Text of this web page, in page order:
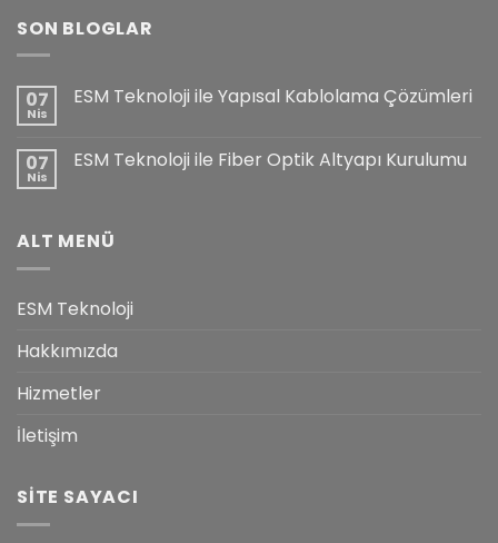
SON BLOGLAR
07
Nis
ESM Teknoloji ile Yapısal Kablolama Çözümleri
07
Nis
ESM Teknoloji ile Fiber Optik Altyapı Kurulumu
ALT MENÜ
ESM Teknoloji
Hakkımızda
Hizmetler
İletişim
SITE SAYACI